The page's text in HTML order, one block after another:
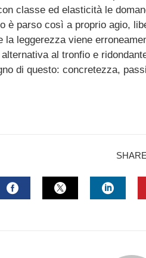
classe ed elasticità le
è parso così a proprio agio,
la leggerezza viene
al tronfio e
di questo: concretezza,
SHARE